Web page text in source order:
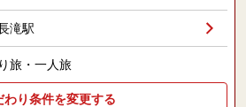
滝駅
旅・一人旅
わり条件を変更する